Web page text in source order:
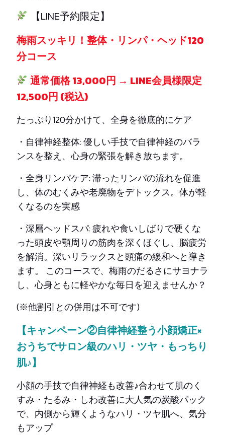
【LINE予約限定】
梅雨スッキリ！整体・リンパ・ヘッド120
分コース
通常価格 13,000円 → LINE会員様限定
12,500円 (税込)
たっぷり120分かけて、全身を徹底的にケア
・自律神経整体: 優しい手技で自律神経のバラ
ンスを整え、心身の緊張を解き放ちます。
・全身リンパケア: 滞ったリンパの流れを促進
し、体のむくみや老廃物をデトックス。体が軽
くなるのを実感
・深層ヘッドスパ: 疲れや食いしばりで硬くな
った頭皮や顎周りの筋肉を深くほぐし、脳疲労
を解消。深いリラックスと頭痛の緩和へと導き
ます。 このコースで、梅雨のだるさにサヨナラ
し、心身ともに軽やかな毎日を迎えませんか？
(※他割引との併用は不可です)
【キャンペーン②自律神経整う小顔矯正×
おうちでサロン級のハリ・ツヤ・もっちり
肌♪】
小顔の手技で自律神経も改善♪合わせて肌のく
すみ・たるみ・しわ改善に大人気の炭酸パック
で、内側から輝くようなハリ・ツヤ肌へ、気分
もアップ